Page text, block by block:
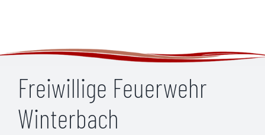
Freiwillige Feuerwehr
Winterbach